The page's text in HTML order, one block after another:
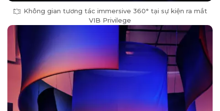
Không gian tương tác immersive 360° tại sự kiện ra mắt
VIB Privilege